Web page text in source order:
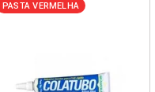
PASTA VERMELHA